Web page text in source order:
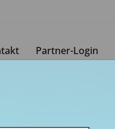
Partner-Login